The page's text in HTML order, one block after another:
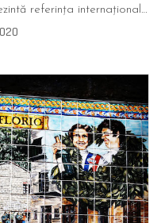
referința internațional…